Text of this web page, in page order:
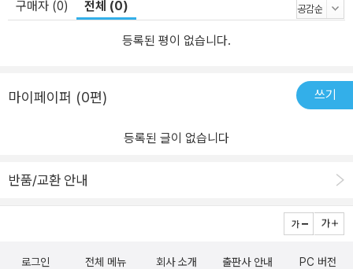
구매자 (0) 전체 (0)
등록된 평이 없습니다.
마이페이퍼 (0편) 쓰기
등록된 글이 없습니다
반품/교환 안내
로그인 전체 메뉴 회사 소개 출판사 안내 PC 버전